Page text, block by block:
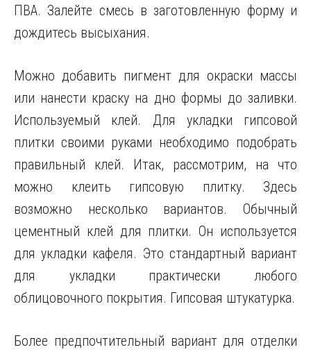
ПВА. Залейте смесь в заготовленную форму и
дождитесь высыхания.
Можно добавить пигмент для окраски массы
или нанести краску на дно формы до заливки.
Используемый клей. Для укладки гипсовой
плитки своими руками необходимо подобрать
правильный клей. Итак, рассмотрим, на что
можно клеить гипсовую плитку. Здесь
возможно несколько вариантов. Обычный
цементный клей для плитки. Он используется
для укладки кафеля. Это стандартный вариант
для укладки практически любого
облицовочного покрытия. Гипсовая штукатурка.
Более предпочтительный вариант для отделки